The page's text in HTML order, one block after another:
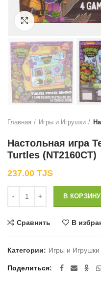
Нажмите, чтобы
Главная Игры и Игрушки
Настольная игра
Turtles (NT2160CT)
237.00 TJS
В КОРЗИНУ
Сравнить В
Категории: Игры и Игрушки
Поделиться